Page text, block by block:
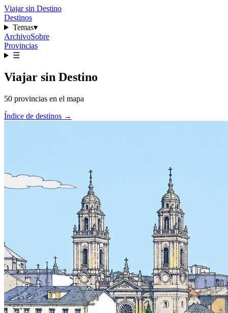
Viajar sin Destino
Destinos
Temas▾
ArchivoSobre
Provincias
☰
Viajar sin Destino
50 provincias en el mapa
Índice de destinos →